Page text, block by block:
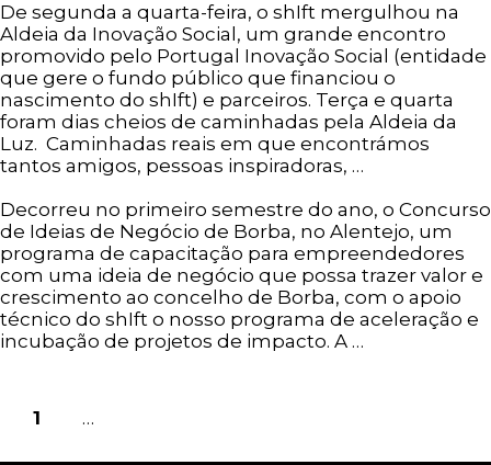
De segunda a quarta-feira, o shIft mergulhou na
Aldeia da Inovação Social, um grande encontro
promovido pelo Portugal Inovação Social (entidade
que gere o fundo público que financiou o
nascimento do shIft) e parceiros. Terça e quarta
foram dias cheios de caminhadas pela Aldeia da
Luz. Caminhadas reais em que encontrámos
tantos amigos, pessoas inspiradoras, …
Decorreu no primeiro semestre do ano, o Concurso
de Ideias de Negócio de Borba, no Alentejo, um
programa de capacitação para empreendedores
com uma ideia de negócio que possa trazer valor e
crescimento ao concelho de Borba, com o apoio
técnico do shIft o nosso programa de aceleração e
incubação de projetos de impacto. A …
Página
1 Página
…